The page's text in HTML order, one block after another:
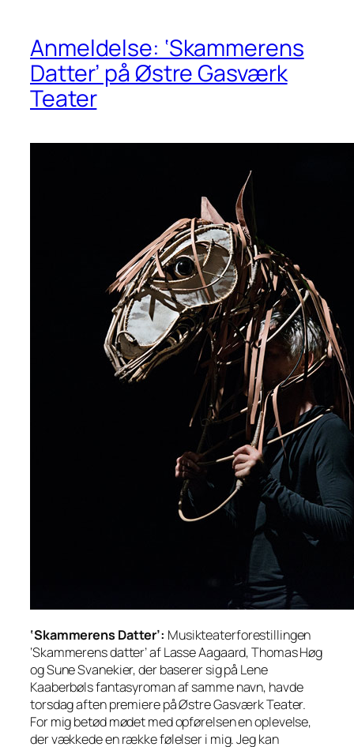
Anmeldelse: ‘Skammerens
Datter’ på Østre Gasværk
Teater
‘Skammerens Datter’: Musikteaterforestillingen
‘Skammerens datter’ af Lasse Aagaard, Thomas Høg
og Sune Svanekier, der baserer sig på Lene
Kaaberbøls fantasyroman af samme navn, havde
torsdag aften premiere på Østre Gasværk Teater.
For mig betød mødet med opførelsen en oplevelse,
der vækkede en række følelser i mig. Jeg kan